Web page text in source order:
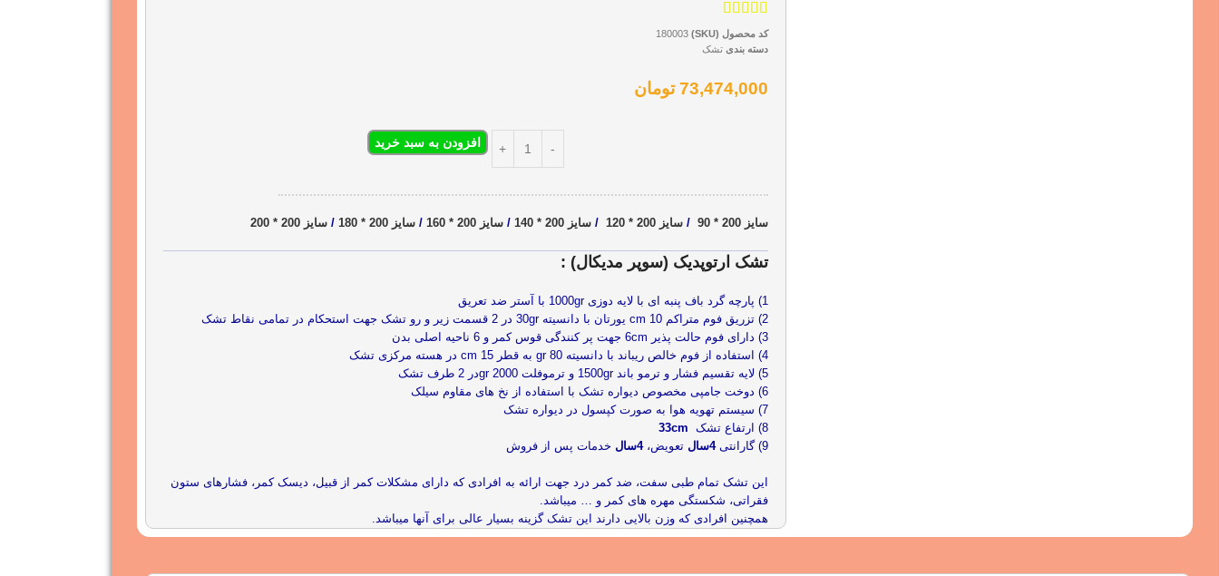
کد محصول (SKU)
180003
دسته بندی تشک
73,474,000 تومان
افزودن به سبد خرید
سایز 200 * 90 /سایز 200 * 120 /سایز 200 * 140 /سایز 200 * 160 /سایز 200 * 180 /سایز 200 * 200
تشک ارتوپدیک (سوپر مدیکال) :
1) پارچه گرد باف پنبه ای با لایه دوزی 1000gr با آستر ضد تعریق
2) تزریق فوم متراکم 10 cm یورتان با دانسیته 30gr در 2 قسمت زیر و رو تشک جهت استحکام در تمامی نقاط تشک
3) دارای فوم حالت پذیر 6cm جهت پر کنندگی قوس کمر و 6 ناحیه اصلی بدن
4) استفاده از فوم خالص ریباند با دانسیته 80 gr به قطر 15 cm در هسته مرکزی تشک
5) لایه تقسیم فشار و ترمو باند 1500gr و ترموفلت 2000 grدر 2 طرف تشک
6) دوخت جامپی مخصوص دیواره تشک با استفاده از نخ های مقاوم سیلک
7) سیستم تهویه هوا به صورت کپسول در دیواره تشک
8) ارتفاع تشک
33cm
9) گارانتی
4سال تعویض،4سال خدمات پس از فروش
این تشک تمام طبی سفت، ضد کمر درد جهت ارائه به افرادی که دارای مشکلات کمر از قبیل، دیسک کمر، فشارهای ستون
فقراتی، شکستگی مهره های کمر و … میباشد.
همچنین افرادی که وزن بالایی دارند این تشک گزینه بسیار عالی برای آنها میباشد.